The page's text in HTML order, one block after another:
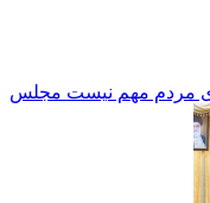
مردم مهم نیست مجلس